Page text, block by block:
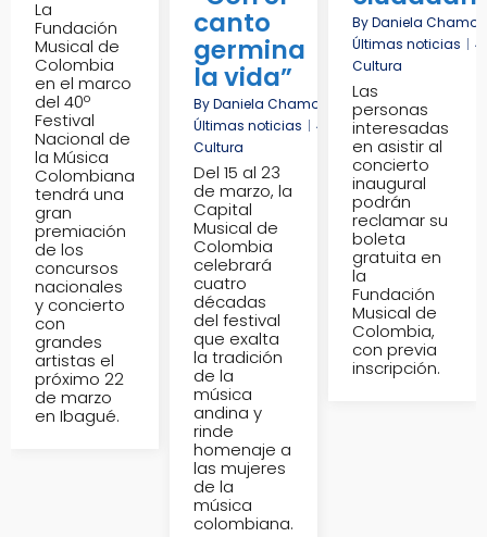
La
Fundación
Musical de
Colombia
en el marco
del 40º
Festival
Nacional de
la Música
Colombiana
tendrá una
gran
premiación
de los
concursos
nacionales
y concierto
con
grandes
artistas el
próximo 22
de marzo
en Ibagué.
canto
germina
la vida”
ByDaniela Chamorro Herrera | 16Mar, 26
Últimas noticias | 40 FNMC Conciertos 2026
Cultura
Del 15 al 23
de marzo, la
Capital
Musical de
Colombia
celebrará
cuatro
décadas
del festival
que exalta
la tradición
de la
música
andina y
rinde
homenaje a
las mujeres
de la
música
colombiana.
ByDaniela
Últimas noticias |
Cultura
Las
personas
interesadas
en asistir al
concierto
inaugural
podrán
reclamar su
boleta
gratuita en
la
Fundación
Musical de
Colombia,
con previa
inscripción.